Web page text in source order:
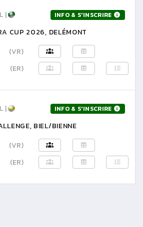
| INFO & S'INSCRIRE
CUP 2026, DELÉMONT
(VR)
(ER)
| INFO & S'INSCRIRE
BIEL/BIENNE
(VR)
(ER)